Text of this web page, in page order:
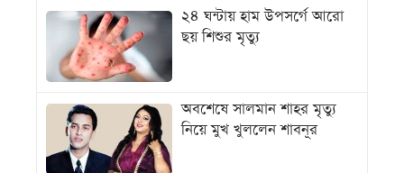
২৪ ঘন্টায় হাম উপসর্গে আরো
ছয় শিশুর মৃত্যু
অবশেষে সালমান শাহর মৃত্যু
নিয়ে মুখ খুললেন শাবনূর